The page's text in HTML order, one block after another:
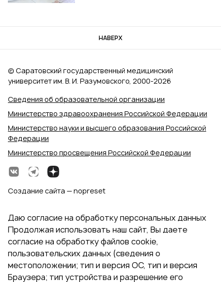
НАВЕРХ
Сведения об образовательной организации
Министерство здравоохранения Российской Федерации
Министерство науки и высшего образования Российской
Федерации
Министерство просвещения Российской Федерации
© Саратовский государственный медицинский
университет им. В. И. Разумовского, 2000‑2026
Создание сайта — nopreset
Даю согласие на обработку персональных данных
Продолжая использовать наш сайт, Вы даете
согласие на обработку файлов cookie,
пользовательских данных (сведения о
местоположении; тип и версия ОС, тип и версия
Браузера; тип устройства и разрешение его